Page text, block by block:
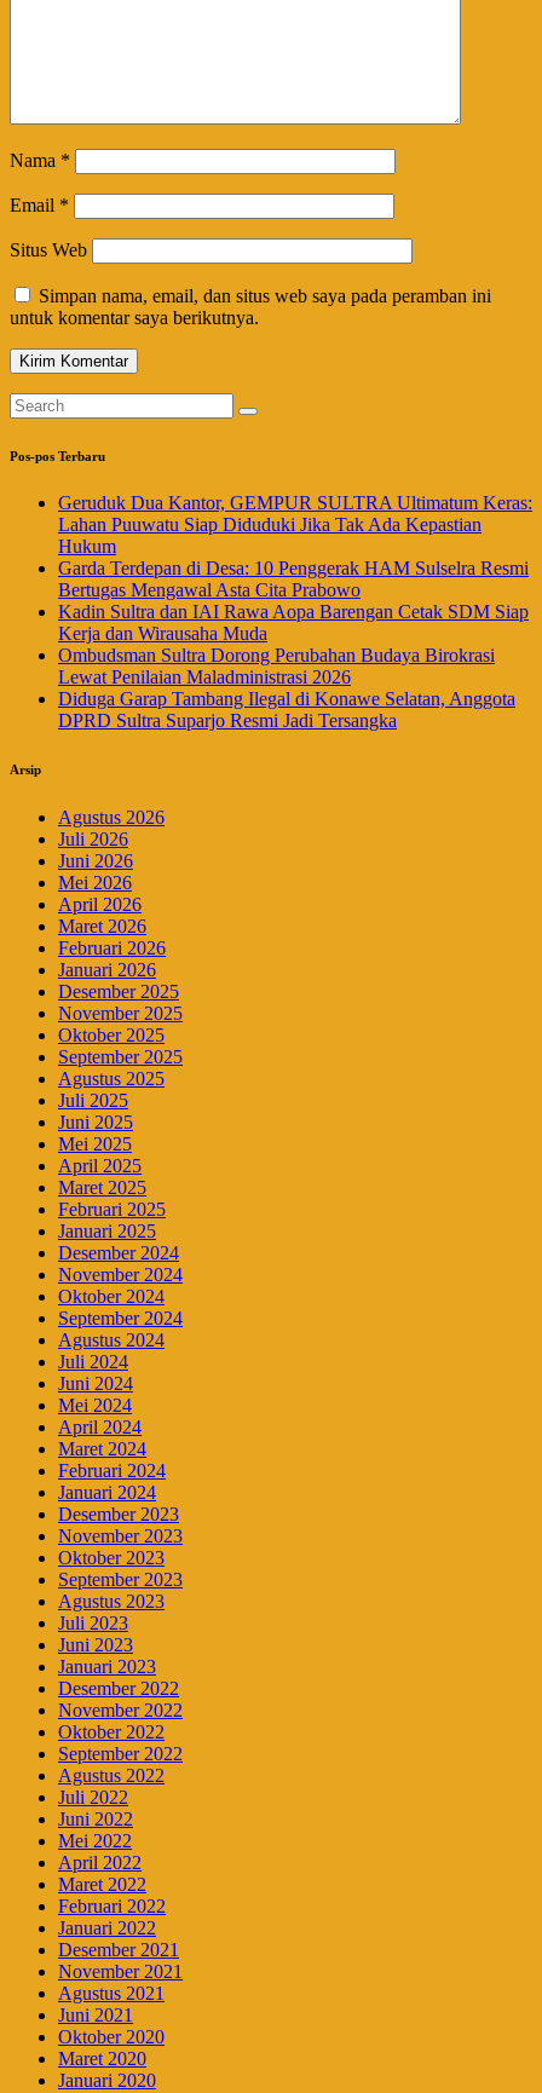
Nama *
Email *
Situs Web
Simpan nama, email, dan situs web saya pada peramban ini
untuk komentar saya berikutnya.
Pos-pos Terbaru
Geruduk Dua Kantor, GEMPUR SULTRA Ultimatum Keras:
Lahan Puuwatu Siap Diduduki Jika Tak Ada Kepastian
Hukum
Garda Terdepan di Desa: 10 Penggerak HAM Sulselra Resmi
Bertugas Mengawal Asta Cita Prabowo
Kadin Sultra dan IAI Rawa Aopa Barengan Cetak SDM Siap
Kerja dan Wirausaha Muda
Ombudsman Sultra Dorong Perubahan Budaya Birokrasi
Lewat Penilaian Maladministrasi 2026
Diduga Garap Tambang Ilegal di Konawe Selatan, Anggota
DPRD Sultra Suparjo Resmi Jadi Tersangka
Arsip
Agustus 2026
Juli 2026
Juni 2026
Mei 2026
April 2026
Maret 2026
Februari 2026
Januari 2026
Desember 2025
November 2025
Oktober 2025
September 2025
Agustus 2025
Juli 2025
Juni 2025
Mei 2025
April 2025
Maret 2025
Februari 2025
Januari 2025
Desember 2024
November 2024
Oktober 2024
September 2024
Agustus 2024
Juli 2024
Juni 2024
Mei 2024
April 2024
Maret 2024
Februari 2024
Januari 2024
Desember 2023
November 2023
Oktober 2023
September 2023
Agustus 2023
Juli 2023
Juni 2023
Januari 2023
Desember 2022
November 2022
Oktober 2022
September 2022
Agustus 2022
Juli 2022
Juni 2022
Mei 2022
April 2022
Maret 2022
Februari 2022
Januari 2022
Desember 2021
November 2021
Agustus 2021
Juni 2021
Oktober 2020
Maret 2020
Januari 2020